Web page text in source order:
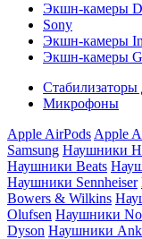
Экшн-камеры
Sony
Экшн-камеры
Экшн-камеры
Стабилизаторы
Микрофоны
Apple AirPods Apple
Samsung Наушники
Наушники Beats
Наушники Sennheiser
Bowers & Wilkins
Olufsen Наушники
Dyson Наушники